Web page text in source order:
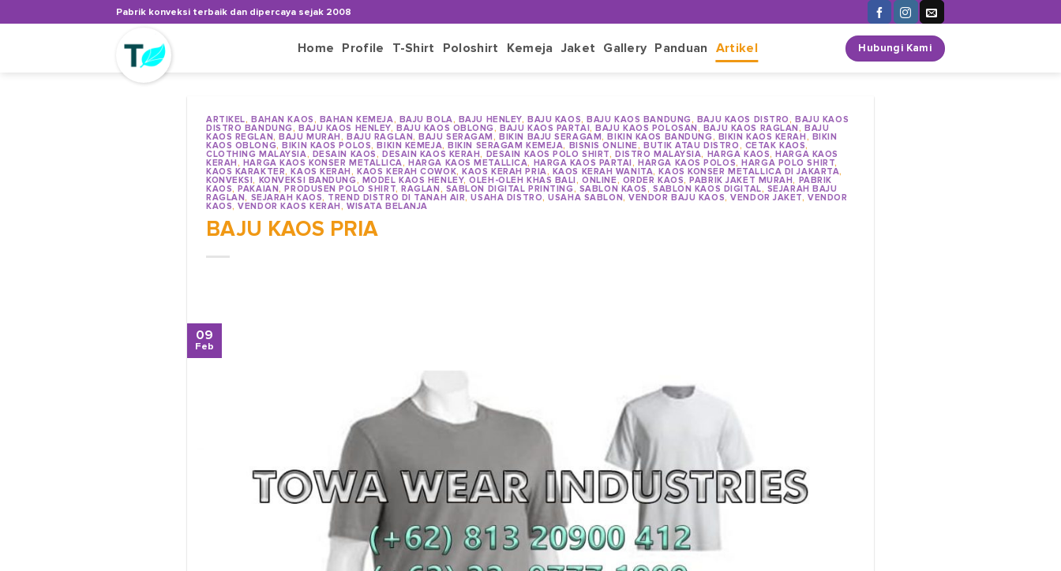
to
Pabrik konveksi terbaik dan dipercaya sejak 2008
Home Profile T-Shirt Poloshirt Kemeja Jaket Gallery Panduan Artikel Hubungi Kami
ARTIKEL,BAHAN KAOS, BAHAN KEMEJA, BAJU BOLA, BAJU HENLEY,BAJU KAOS,BAJU KAOS BANDUNG, BAJU KAOS DISTRO,BAJU KAOS
DISTRO BANDUNG, BAJU KAOS HENLEY,BAJU KAOS OBLONG,BAJU KAOS PARTAI,BAJU KAOS POLOSAN, BAJU KAOS RAGLAN, BAJU
KAOS REGLAN,BAJU MURAH,BAJU RAGLAN,BAJU SERAGAM,BIKIN BAJU SERAGAM,BIKIN KAOS BANDUNG, BIKIN KAOS KERAH, BIKIN
KAOS OBLONG,BIKIN KAOS POLOS,BIKIN KEMEJA,BIKIN SERAGAM KEMEJA, BISNIS ONLINE, BUTIK ATAU DISTRO, CETAK KAOS,
CLOTHING MALAYSIA, DESAIN KAOS, DESAIN KAOS KERAH, DESAIN KAOS POLO SHIRT,DISTRO MALAYSIA, HARGA KAOS,HARGA KAOS
KERAH, HARGA KAOS KONSER METALLICA,HARGA KAOS METALLICA, HARGA KAOS PARTAI,HARGA KAOS POLOS,HARGA POLO SHIRT,
KAOS KARAKTER,KAOS KERAH,KAOS KERAH COWOK,KAOS KERAH PRIA, KAOS KERAH WANITA,KAOS KONSER METALLICA DI JAKARTA,
KONVEKSI, KONVEKSI BANDUNG, MODEL KAOS HENLEY,OLEH-OLEH KHAS BALI,ONLINE, ORDER KAOS,PABRIK JAKET MURAH, PABRIK
KAOS,PAKAIAN,PRODUSEN POLO SHIRT,RAGLAN, SABLON DIGITAL PRINTING, SABLON KAOS, SABLON KAOS DIGITAL, SEJARAH BAJU
RAGLAN, SEJARAH KAOS, TREND DISTRO DI TANAH AIR,USAHA DISTRO,USAHA SABLON,VENDOR BAJU KAOS,VENDOR JAKET,VENDOR
KAOS,VENDOR KAOS KERAH,WISATA BELANJA
BAJU KAOS PRIA
09
Feb